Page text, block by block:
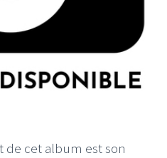
de cet album est son